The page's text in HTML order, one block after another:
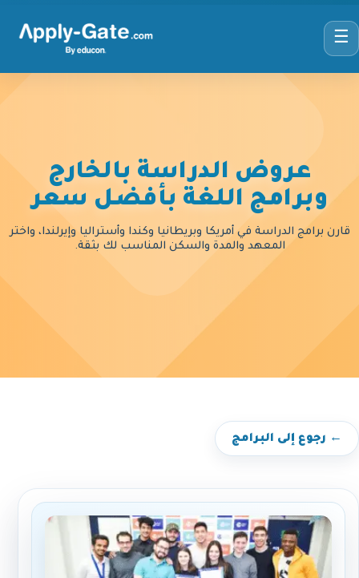
☰
عروض الدراسة بالخارج
وبرامج اللغة بأفضل سعر
قارن برامج الدراسة في أمريكا وبريطانيا وكندا وأستراليا وإيرلندا، واختر
المعهد والمدة والسكن المناسب لك بثقة.
← رجوع إلى البرامج